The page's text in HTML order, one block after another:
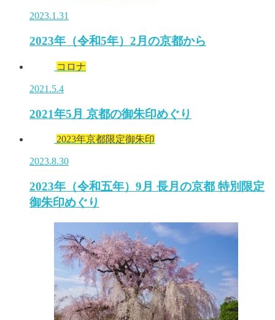
2023.1.31
2023年（令和5年）2月の京都から
コロナ
2021.5.4
2021年5月 京都の御朱印めぐり
2023年京都限定御朱印
2023.8.30
2023年（令和五年）9月 長月の京都 特別限定
御朱印めぐり